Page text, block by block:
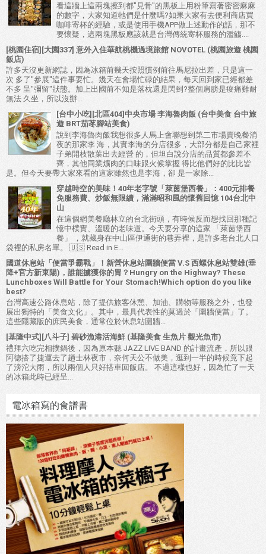
看這牆上這兩塊擦到都"見骨"的黑板上用粉筆寫著密密麻麻
的數字，大家知道牠們是什麼嗎?如果大家有去便利商店買
咖啡寄杯的經驗，或是使用手機APP做上述動作的話，那不
要懷疑，這兩塊黑板應該就是台灣傳統寄杯服務的濫觴....
[桃園住宿][大園337] 意外入住華航桃機過境旅館 NOVOTEL (桃園旅遊 桃園
飯店)
許多天沒更新網誌，因為冰箱前幾天按照慣例前往馬尼拉出差，只是這一
次 多了"參展"這件事要忙。幾天在會場忙碌的結果，每天回到家已經都差
不多 呈"彌留"狀態。加上出國前不知是落枕還是閃到?整個肩膀是痠痛難耐
無法 久坐，所以沒辦...
[台中小吃][北區404]中央市場 李海魯肉飯 (台中美食 台中旅
遊 BRT茄苳腳站美食)
說到李海魯肉飯我想很多人馬上會聯想到第二市場賣晚餐消
夜的那家李 海，其實李海的分店很多，大部分都是自己家裡
子弟開枝散葉出去經營 的，但坦白說分店的品質都參差不
齊，其他同業爌肉的口味跟火候掌握 得比他們好的比比皆
是。但今天要帶大家來看的這家雖然也是李海，卻 是一家除...
穿越時空的美味！40年老字號「萊茵堡西餐」：400元排餐
免服務費、炒飯無限續，滿滿昭和風的懷舊回憶 104台北中
山
在這個網美餐廳林立的台北街頭，有時候反而想找回那種記
憶中樸實、溫暖的老味道。今天要分享的這家 「萊茵堡西
餐」 ，就藏身在中山區伊通街的巷弄裡，是許多老台北人口
袋裡的私房名單。 🇺🇸 Read in E...
國道休息站「便當爭霸戰」！新營休息站圍牆便當 V.S 西螺休息站雙雄(垂
降+官方新東陽)，誰能擄獲你的胃？Hungry on the Highway? These
Lunchboxes Will Battle for Your Stomach!Which option do you like
best?
台灣高速公路休息站，除了提供旅客休憩、加油、購物等服務之外，也發
展出獨特的「美食文化」。其中，最具代表性的莫過於「圍牆便當」了。
這些隱藏版的庶民美食，通常位於休息站圍牆...
[基隆中式][八斗子] 碧砂漁港活海鮮 (基隆美食 生魚片 觀光魚市)
禮拜六吃完相撲鍋後，因為原本聽 JAZZ LIVE BAND 的計畫流產，所以跟
阿德搭了捷運去了趟士林夜市，奈何天公不做美，逛到一半的時候竟下起
了滂沱大雨，所以兩個人只好搭車回飯店。 不過這樣也好，因為忙了一天
的冰箱此時已經呈...
電冰箱寫的食譜書